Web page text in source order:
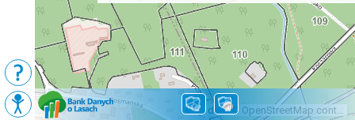
Map data © OpenStreetMap contributors, CC-BY-SA
Podkłady Mapy BDL